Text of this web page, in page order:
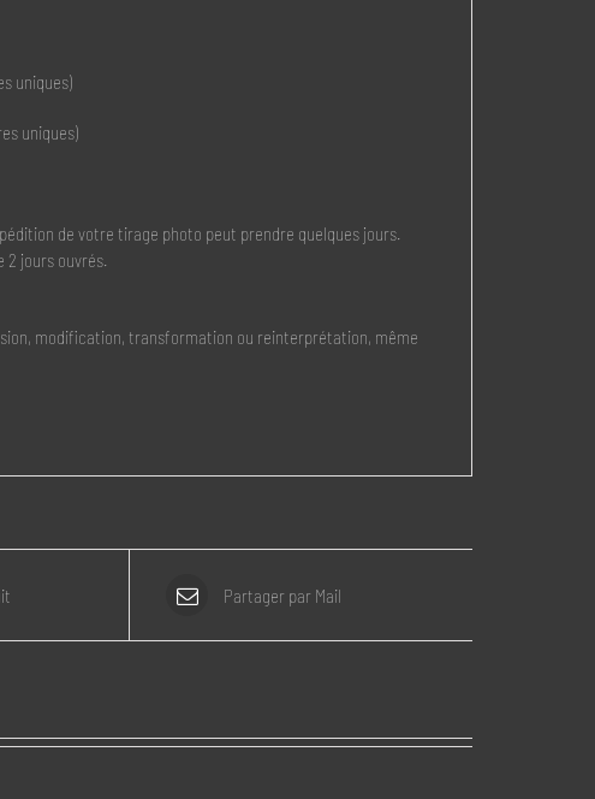
uniques)
uniques)
de votre tirage photo peut prendre quelques jours.
2 jours ouvrés.
modification, transformation ou reinterprétation, même
Partager par Mail